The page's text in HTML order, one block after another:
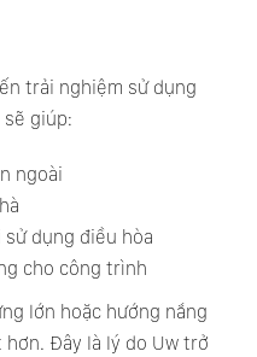
trải nghiệm sử dụng
giúp:
ngoài
dụng điều hòa
cho công trình
lớn hoặc hướng nắng
Đây là lý do Uw trở